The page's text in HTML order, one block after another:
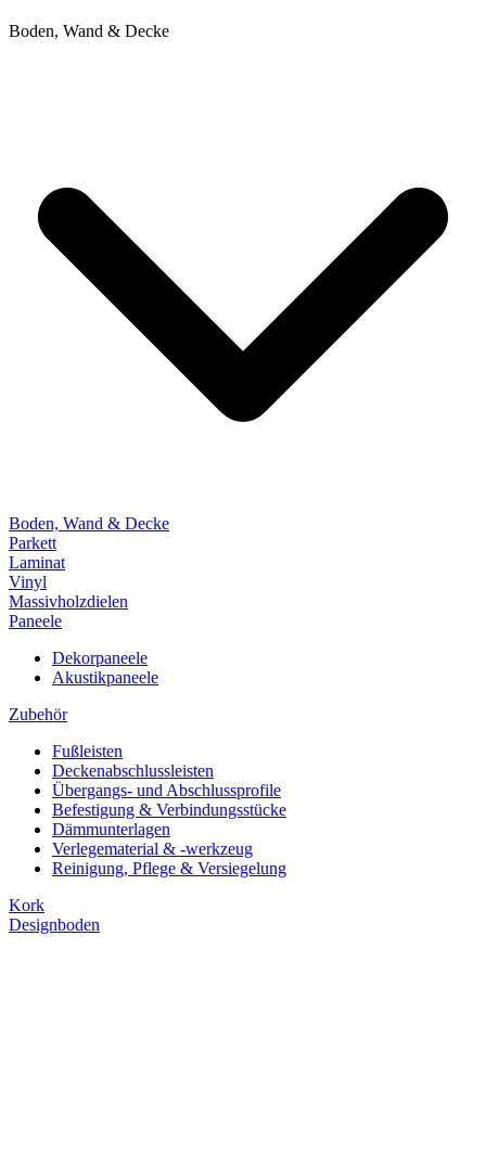
Boden, Wand & Decke
Boden, Wand & Decke
Parkett
Laminat
Vinyl
Massivholzdielen
Paneele
Dekorpaneele
Akustikpaneele
Zubehör
Fußleisten
Deckenabschlussleisten
Übergangs- und Abschlussprofile
Befestigung & Verbindungsstücke
Dämmunterlagen
Verlegematerial & -werkzeug
Reinigung, Pflege & Versiegelung
Kork
Designboden